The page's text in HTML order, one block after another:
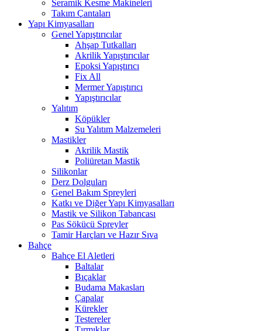
Seramik Kesme Makineleri
Takım Çantaları
Yapı Kimyasalları
Genel Yapıştırıcılar
Ahşap Tutkalları
Akrilik Yapıştırıcılar
Epoksi Yapıştırıcı
Fix All
Mermer Yapıştırıcı
Yapıştırıcılar
Yalıtım
Köpükler
Su Yalıtım Malzemeleri
Mastikler
Akrilik Mastik
Poliüretan Mastik
Silikonlar
Derz Dolguları
Genel Bakım Spreyleri
Katkı ve Diğer Yapı Kimyasalları
Mastik ve Silikon Tabancası
Pas Sökücü Spreyler
Tamir Harçları ve Hazır Sıva
Bahçe
Bahçe El Aletleri
Baltalar
Bıçaklar
Budama Makasları
Çapalar
Kürekler
Testereler